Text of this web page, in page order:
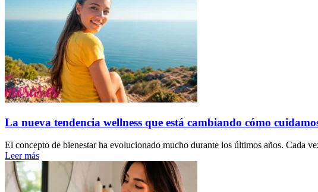
La nueva tendencia wellness que está cambiando cómo
El concepto de bienestar ha evolucionado mucho durante los últimos años. Cada
Leer más